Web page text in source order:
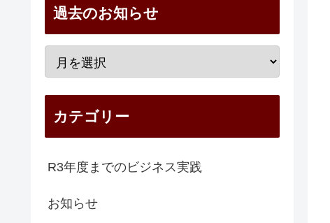
過去のお知らせ
カテゴリー
R3年度までのビジネス実践
お知らせ